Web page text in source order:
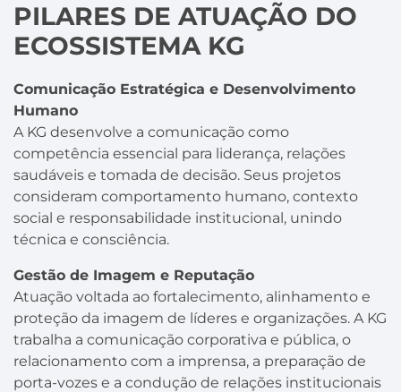
PILARES DE ATUAÇÃO DO
ECOSSISTEMA KG
Comunicação Estratégica e Desenvolvimento
Humano
A KG desenvolve a comunicação como
competência essencial para liderança, relações
saudáveis e tomada de decisão. Seus projetos
consideram comportamento humano, contexto
social e responsabilidade institucional, unindo
técnica e consciência.
Gestão de Imagem e Reputação
Atuação voltada ao fortalecimento, alinhamento e
proteção da imagem de líderes e organizações. A KG
trabalha a comunicação corporativa e pública, o
relacionamento com a imprensa, a preparação de
porta-vozes e a condução de relações institucionais